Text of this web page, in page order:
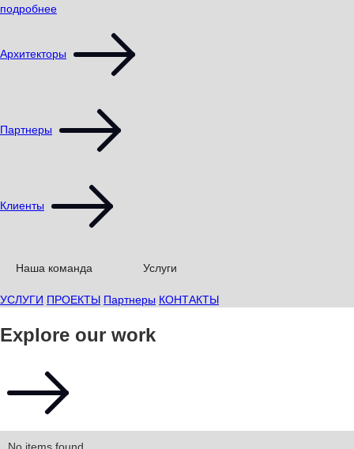
подробнее
Архитекторы
Партнеры
Клиенты
Наша команда Услуги
УСЛУГИ ПРОЕКТЫ Партнеры КОНТАКТЫ
Explore our work